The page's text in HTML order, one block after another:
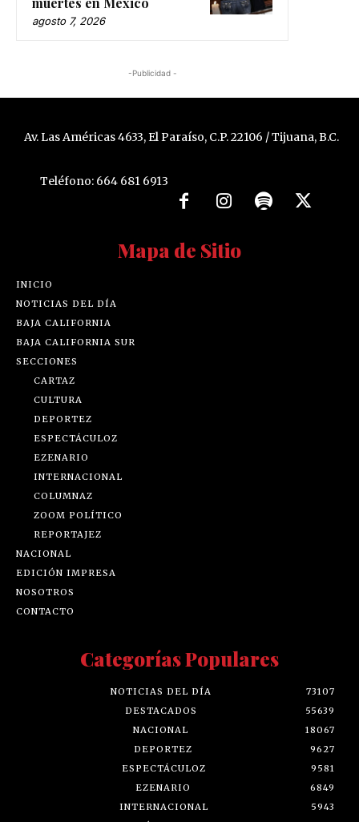
agosto 7, 2026
-Publicidad -
Av. Las Américas 4633, El Paraíso, C.P. 22106 / Tijuana, B.C.
Teléfono: 664 681 6913
Mapa de Sitio
INICIO
NOTICIAS DEL DÍA
BAJA CALIFORNIA
BAJA CALIFORNIA SUR
SECCIONES
CARTAZ
CULTURA
DEPORTEZ
ESPECTÁCULOZ
EZENARIO
INTERNACIONAL
COLUMNAZ
ZOOM POLÍTICO
REPORTAJEZ
NACIONAL
EDICIÓN IMPRESA
NOSOTROS
CONTACTO
Categorías Populares
NOTICIAS DEL DÍA
73107
DESTACADOS
55639
NACIONAL
18067
DEPORTEZ
9627
ESPECTÁCULOZ
9581
EZENARIO
6849
INTERNACIONAL
5943